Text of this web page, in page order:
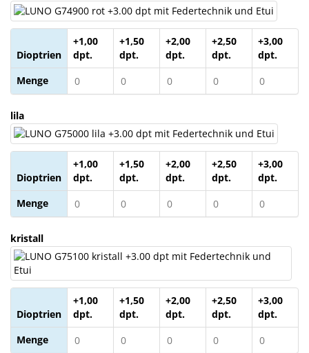
Dioptrien
+1,00
dpt.
+1,50
dpt.
+2,00
dpt.
+2,50
dpt.
+3,00
dpt.
Menge
lila
Dioptrien
+1,00
dpt.
+1,50
dpt.
+2,00
dpt.
+2,50
dpt.
+3,00
dpt.
Menge
kristall
Dioptrien
+1,00
dpt.
+1,50
dpt.
+2,00
dpt.
+2,50
dpt.
+3,00
dpt.
Menge